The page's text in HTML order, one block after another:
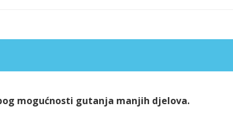
mogućnosti gutanja manjih djelova.